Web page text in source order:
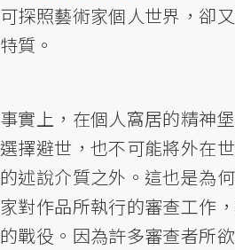
可探照藝術家個人世界，卻
特質。
事實上，在個人窩居的精神
選擇避世，也不可能將外在
的述說介質之外。這也是為
家對作品所執行的審查工作
的戰役。因為許多審查者所